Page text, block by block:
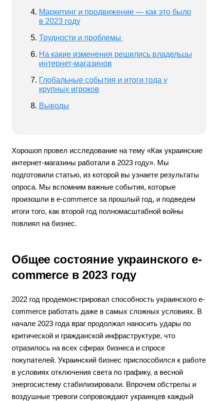
Маркетинг и продвижение — как это было
в 2023 году
Трудности и проблемы
На какие изменения решились владельцы
интернет-магазинов
Глобальные события и итоги года у
крупных игроков
Выводы
Хорошоп провел исследование на тему «Как украинские
интернет-магазины работали в 2023 году». Мы
подготовили статью, из которой вы узнаете результаты
опроса. Мы вспомним важные события, которые
произошли в e-commerce за прошлый год, и подведем
итоги того, как второй год полномасштабной войны
повлиял на бизнес.
Общее состояние украинского e-
commerce в 2023 году
2022 год продемонстрировал способность украинского e-
commerce работать даже в самых сложных условиях. В
начале 2023 года враг продолжал наносить удары по
критической и гражданской инфраструктуре, что
отразилось на всех сферах бизнеса и спросе
покупателей. Украинский бизнес приспособился к работе
в условиях отключения света по графику, а весной
энергосистему стабилизировали. Впрочем обстрелы и
воздушные тревоги сопровождают украинцев каждый